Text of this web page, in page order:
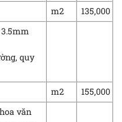
m2
135,000
quy
m2
155,000
văn